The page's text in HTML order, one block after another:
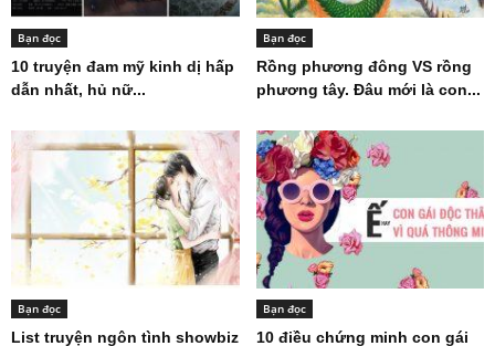
Bạn đọc
10 truyện đam mỹ kinh dị hấp
dẫn nhất, hủ nữ...
Bạn đọc
Rồng phương đông VS rồng
phương tây. Đâu mới là con...
Bạn đọc
List truyện ngôn tình showbiz
Bạn đọc
10 điều chứng minh con gái